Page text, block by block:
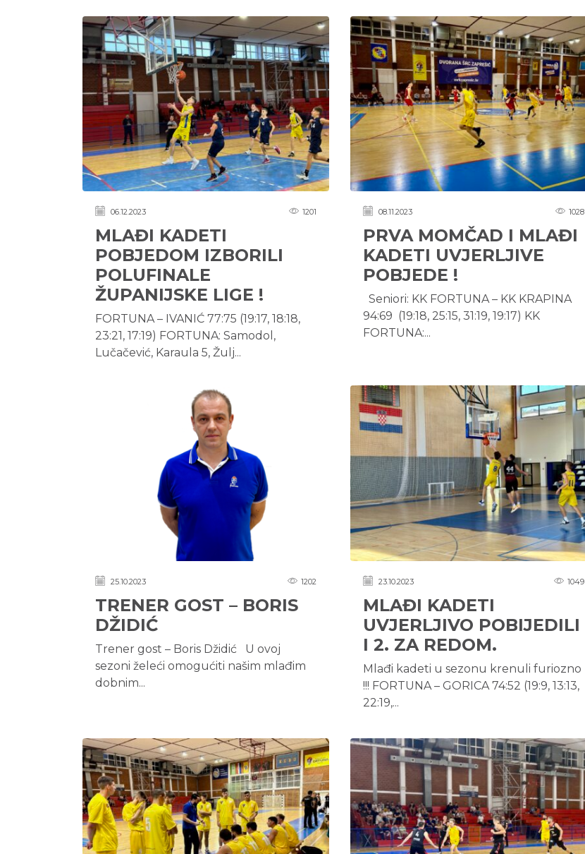
06.12.2023 1201
MLAĐI KADETI
POBJEDOM IZBORILI
POLUFINALE
ŽUPANIJSKE LIGE !
FORTUNA – IVANIĆ 77:75 (19:17, 18:18,
23:21, 17:19) FORTUNA: Samodol,
Lučačević, Karaula 5, Žulj...
08.11.2023 1028
PRVA MOMČAD I MLAĐI
KADETI UVJERLJIVE
POBJEDE !
Seniori: KK FORTUNA – KK KRAPINA
94:69 (19:18, 25:15, 31:19, 19:17) KK
FORTUNA:...
25.10.2023 1202
TRENER GOST – BORIS
DŽIDIĆ
Trener gost – Boris Džidić U ovoj
sezoni želeći omogućiti našim mlađim
dobnim...
23.10.2023 1049
MLAĐI KADETI
UVJERLJIVO POBIJEDILI
I 2. ZA REDOM.
Mlađi kadeti u sezonu krenuli furiozno
!!! FORTUNA – GORICA 74:52 (19:9, 13:13,
22:19,...